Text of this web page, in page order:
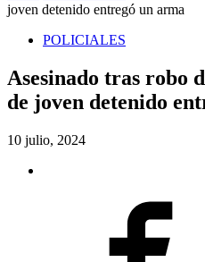
joven detenido entregó un arma
POLICIALES
Asesinado tras robo
de joven detenido
10 julio, 2024